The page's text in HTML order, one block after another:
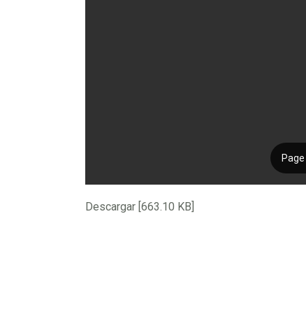
Descargar [663.10 KB]